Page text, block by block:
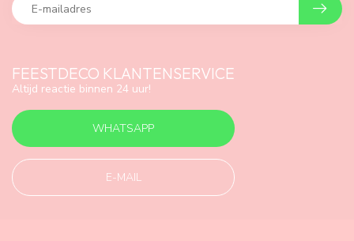
FEESTDECO KLANTENSERVICE
Altijd reactie binnen 24 uur!
WHATSAPP
E-MAIL